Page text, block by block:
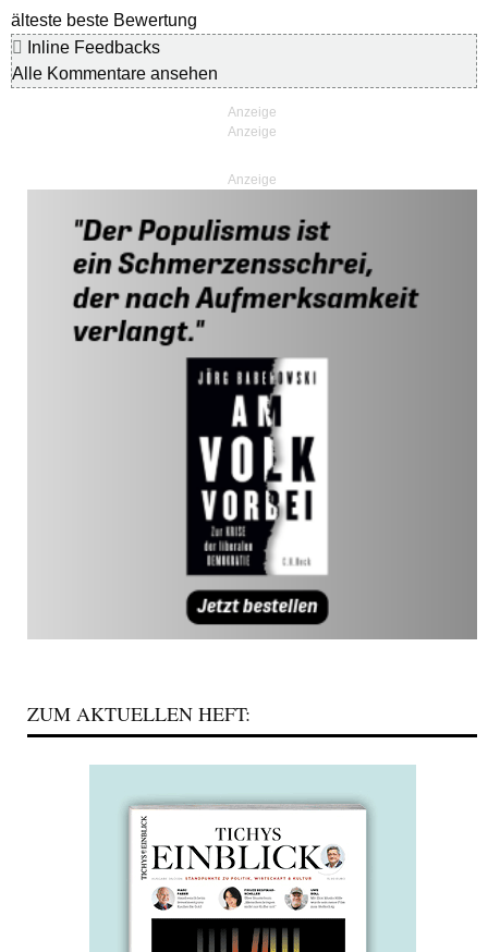
älteste beste Bewertung
Inline Feedbacks
Alle Kommentare ansehen
Anzeige
ZUM AKTUELLEN HEFT: